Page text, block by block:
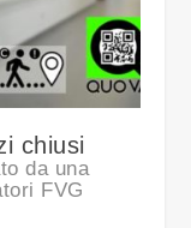
chiusi
da una
FVG